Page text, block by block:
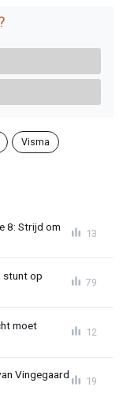
Visma
8: Strijd om
13
stunt op
79
moet
12
Vingegaard
19